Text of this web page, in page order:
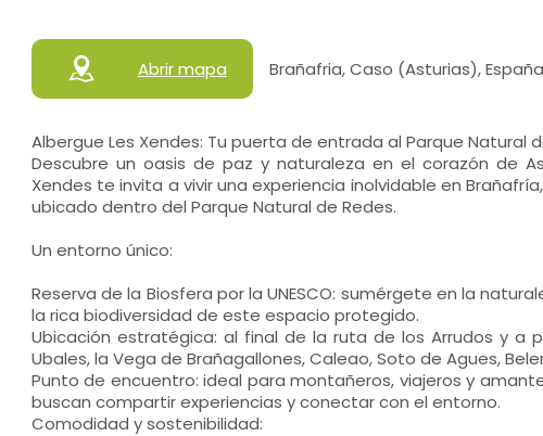
Abrir mapa Brañafria, Caso (Asturias), España
Albergue Les Xendes: Tu puerta de entrada al Parque Natural
Descubre un oasis de paz y naturaleza en el corazón de
Xendes te invita a vivir una experiencia inolvidable en
ubicado dentro del Parque Natural de Redes.
Un entorno único:
Reserva de la Biosfera por la UNESCO: sumérgete en la
la rica biodiversidad de este espacio protegido.
Ubicación estratégica: al final de la ruta de los Arrudos y a
Ubales, la Vega de Brañagallones, Caleao, Soto de Agues,
Punto de encuentro: ideal para montañeros, viajeros y
buscan compartir experiencias y conectar con el entorno.
Comodidad y sostenibilidad: